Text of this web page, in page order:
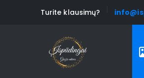
Turite klausimų?